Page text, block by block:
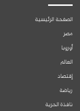
الصفحة الرئيسية
مصر
أوروبا
العالم
إقتصاد
رياضة
نافذة الحرية